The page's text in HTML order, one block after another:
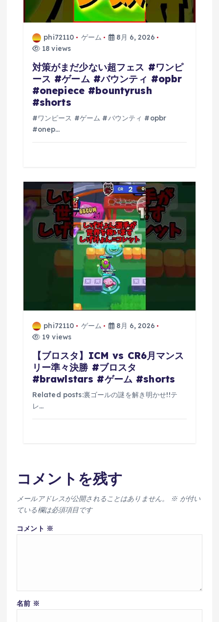
phi72110 ゲーム
8月 6, 2026
18 views
対策がまだ少ない超フェス #ワンピ
ース #ゲーム #バウンティ #opbr
#onepiece #bountyrush
#shorts
#ワンピース #ゲーム #バウンティ #opbr
#onep…
phi72110 ゲーム
8月 6, 2026
19 views
【ブロスタ】ICM vs CR6月マンス
リー準々決勝 #ブロスタ
#brawlstars #ゲーム #shorts
Related posts:裏ゴールの謎を解き明かせ!!テ
レ…
コメントを残す
メールアドレスが公開されることはありません。 ※が付い
ている欄は必須項目です
コメント ※
名前 ※